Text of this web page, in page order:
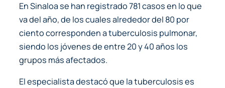
En Sinaloa se han registrado 781 casos en lo que
va del año, de los cuales alrededor del 80 por
ciento corresponden a tuberculosis pulmonar,
siendo los jóvenes de entre 20 y 40 años los
grupos más afectados.
El especialista destacó que la tuberculosis es